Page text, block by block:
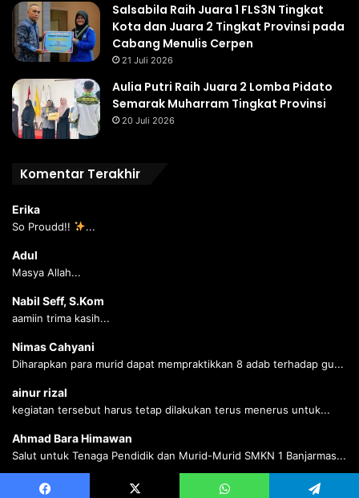
Salsabila Raih Juara 1 FLS3N Tingkat
Kota dan Juara 2 Tingkat Provinsi pada
Cabang Menulis Cerpen
21 Juli 2026
Aulia Putri Raih Juara 2 Lomba Pidato
Semarak Muharram Tingkat Provinsi
20 Juli 2026
Komentar Terakhir
Erika
So Proudd!! ...
Adul
Masya Allah...
Nabil Seff, S.Kom
aamiin trima kasih...
Nimas Cahyani
Diharapkan para murid dapat mempraktikkan 8 adab terhadap gu...
ainur rizal
kegiatan tersebut harus tetap dilakukan terus menerus untuk...
Ahmad Bara Himawan
Salut untuk Tenaga Pendidik dan Murid-Murid SMKN 1 Banjarmas...
Ahmad Bara Himawan